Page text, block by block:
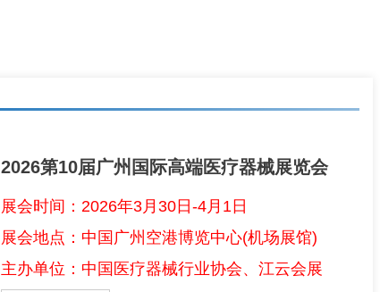
2026第10届广州国际高端医疗器械展览会
展会时间：2026年3月30日-4月1日
展会地点：中国广州空港博览中心(机场展馆)
主办单位：中国医疗器械行业协会、江云会展